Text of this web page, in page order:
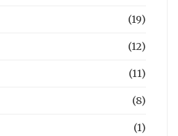
(19)
(12)
(11)
(8)
(1)